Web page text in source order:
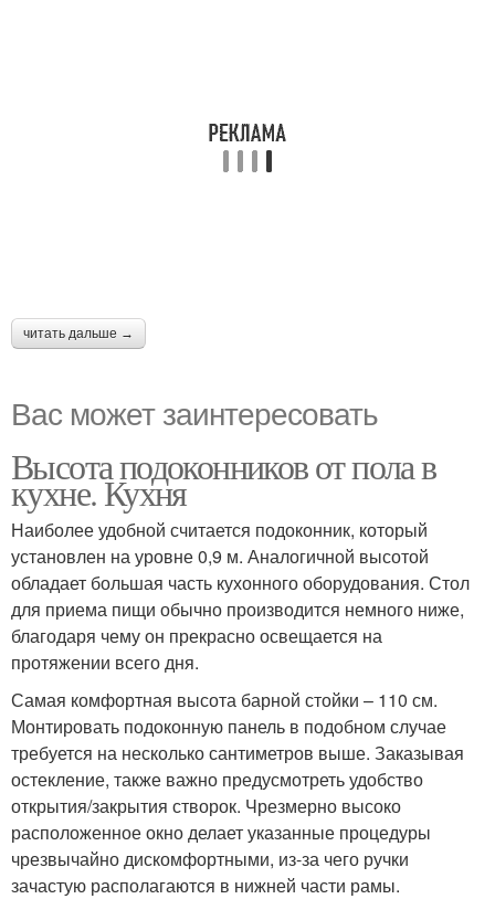
читать дальше →
Вас может заинтересовать
Высота подоконников от пола в
кухне. Кухня
Наиболее удобной считается подоконник, который
установлен на уровне 0,9 м. Аналогичной высотой
обладает большая часть кухонного оборудования. Стол
для приема пищи обычно производится немного ниже,
благодаря чему он прекрасно освещается на
протяжении всего дня.
Самая комфортная высота барной стойки – 110 см.
Монтировать подоконную панель в подобном случае
требуется на несколько сантиметров выше. Заказывая
остекление, также важно предусмотреть удобство
открытия/закрытия створок. Чрезмерно высоко
расположенное окно делает указанные процедуры
чрезвычайно дискомфортными, из-за чего ручки
зачастую располагаются в нижней части рамы.